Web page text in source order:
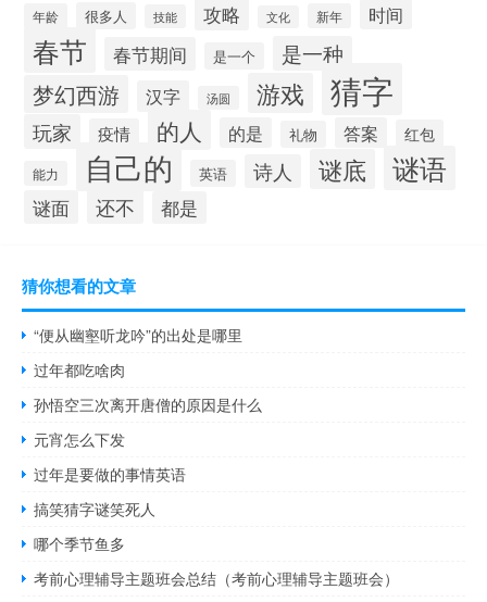
年龄 很多人 技能 攻略 文化 新年 时间
春节 春节期间 是一个 是一种
梦幻西游 汉字 汤圆 游戏 猜字
玩家 疫情 的人 的是 礼物 答案 红包
能力 自己的 英语 诗人 谜底 谜语
谜面 还不 都是
猜你想看的文章
“便从幽壑听龙吟”的出处是哪里
过年都吃啥肉
孙悟空三次离开唐僧的原因是什么
元宵怎么下发
过年是要做的事情英语
搞笑猜字谜笑死人
哪个季节鱼多
考前心理辅导主题班会总结（考前心理辅导主题班会）